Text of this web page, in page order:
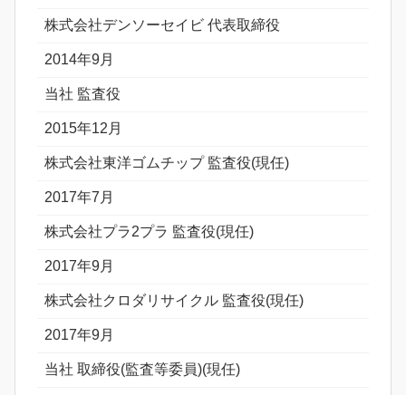
株式会社デンソーセイビ 代表取締役
2014年9月
当社 監査役
2015年12月
株式会社東洋ゴムチップ 監査役(現任)
2017年7月
株式会社プラ2プラ 監査役(現任)
2017年9月
株式会社クロダリサイクル 監査役(現任)
2017年9月
当社 取締役(監査等委員)(現任)